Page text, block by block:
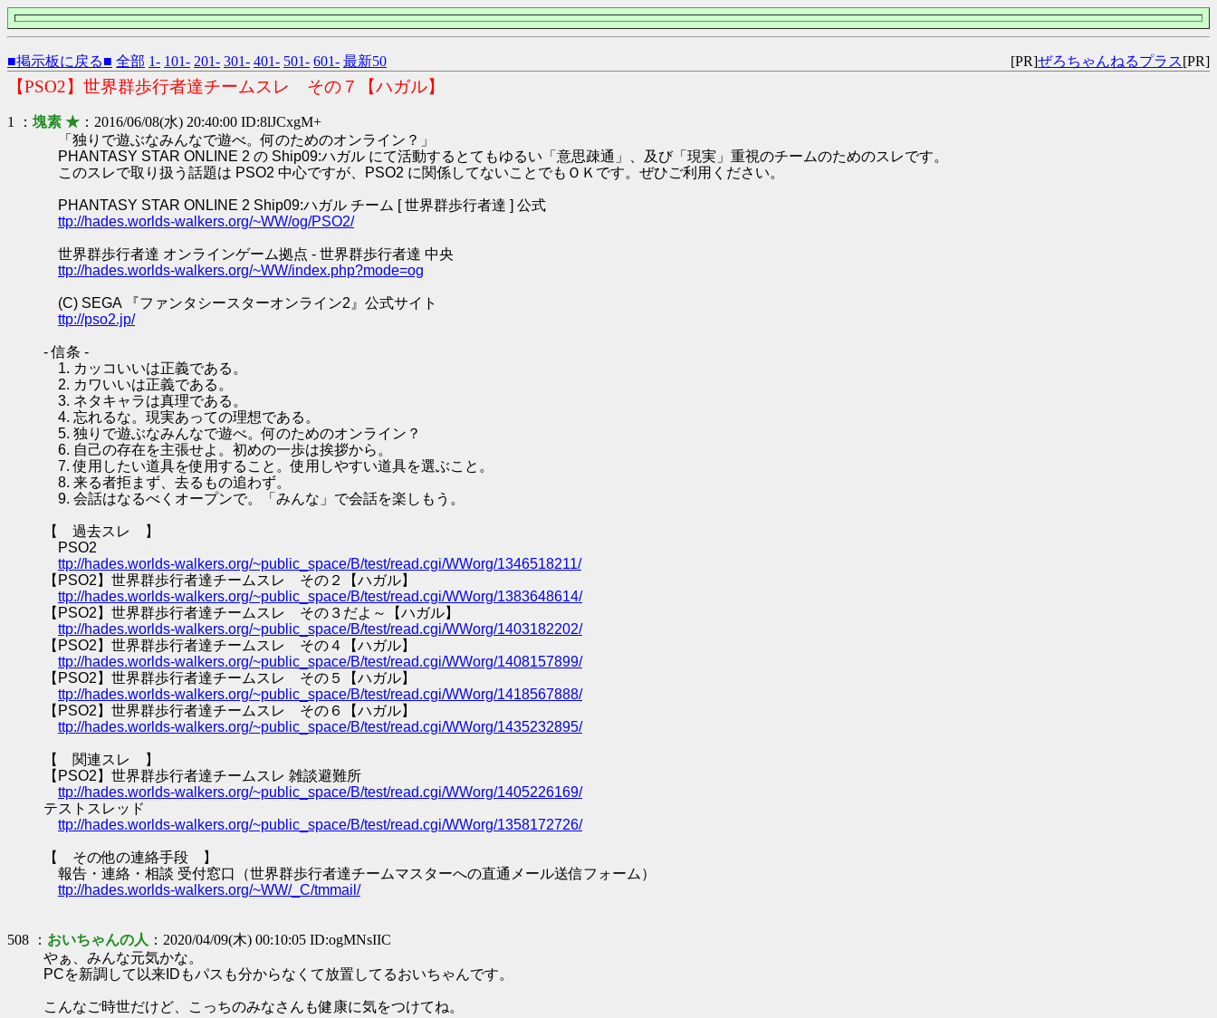
■掲示板に戻る■ 全部 1- 101- 201- 301- 401- 501- 601- 最新50 [PR]ぜろちゃんねるプラス[PR]
【PSO2】世界群歩行者達チームスレ その７【ハガル】
1 ： 塊素 ★ ：2016/06/08(水) 20:40:00 ID:8lJCxgM+
「独りで遊ぶなみんなで遊べ。何のためのオンライン？」
PHANTASY STAR ONLINE 2 の Ship09:ハガル にて活動するとてもゆるい「意思疎通」、及び「現実」重視のチームのためのスレです。
このスレで取り扱う話題は PSO2 中心ですが、PSO2 に関係してないことでもＯＫです。ぜひご利用ください。
PHANTASY STAR ONLINE 2 Ship09:ハガル チーム [ 世界群歩行者達 ] 公式
ttp://hades.worlds-walkers.org/~WW/og/PSO2/
世界群歩行者達 オンラインゲーム拠点 - 世界群歩行者達 中央
ttp://hades.worlds-walkers.org/~WW/index.php?mode=og
(C) SEGA 『ファンタシースターオンライン2』公式サイト
ttp://pso2.jp/
- 信条 -
1. カッコいいは正義である。
2. カワいいは正義である。
3. ネタキャラは真理である。
4. 忘れるな。現実あっての理想である。
5. 独りで遊ぶなみんなで遊べ。何のためのオンライン？
6. 自己の存在を主張せよ。初めの一歩は挨拶から。
7. 使用したい道具を使用すること。使用しやすい道具を選ぶこと。
8. 来る者拒まず、去るもの追わず。
9. 会話はなるべくオープンで。「みんな」で会話を楽しもう。
【 過去スレ 】
PSO2
ttp://hades.worlds-walkers.org/~public_space/B/test/read.cgi/WWorg/1346518211/
【PSO2】世界群歩行者達チームスレ その２【ハガル】
ttp://hades.worlds-walkers.org/~public_space/B/test/read.cgi/WWorg/1383648614/
【PSO2】世界群歩行者達チームスレ その３だよ～【ハガル】
ttp://hades.worlds-walkers.org/~public_space/B/test/read.cgi/WWorg/1403182202/
【PSO2】世界群歩行者達チームスレ その４【ハガル】
ttp://hades.worlds-walkers.org/~public_space/B/test/read.cgi/WWorg/1408157899/
【PSO2】世界群歩行者達チームスレ その５【ハガル】
ttp://hades.worlds-walkers.org/~public_space/B/test/read.cgi/WWorg/1418567888/
【PSO2】世界群歩行者達チームスレ その６【ハガル】
ttp://hades.worlds-walkers.org/~public_space/B/test/read.cgi/WWorg/1435232895/
【 関連スレ 】
【PSO2】世界群歩行者達チームスレ 雑談避難所
ttp://hades.worlds-walkers.org/~public_space/B/test/read.cgi/WWorg/1405226169/
テストスレッド
ttp://hades.worlds-walkers.org/~public_space/B/test/read.cgi/WWorg/1358172726/
【 その他の連絡手段 】
報告・連絡・相談 受付窓口（世界群歩行者達チームマスターへの直通メール送信フォーム）
ttp://hades.worlds-walkers.org/~WW/_C/tmmail/
508 ： おいちゃんの人 ：2020/04/09(木) 00:10:05 ID:ogMNsIIC
やぁ、みんな元気かな。
PCを新調して以来IDもパスも分からなくて放置してるおいちゃんです。
こんなご時世だけど、こっちのみなさんも健康に気をつけてね。